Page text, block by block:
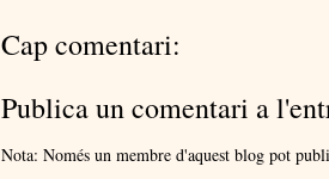
Cap comentari:
Publica un comentari a
Nota: Només un membre d'aquest blog pot